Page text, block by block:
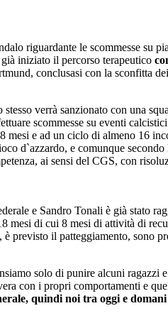
riguardante le scommesse su
iniziato il percorso terapeutico
conclusasi con la sconfitta dei
verrà sanzionato con una
scommesse su eventi
mesi e ad un ciclo di almeno 16
d`azzardo, e comunque
ai sensi del CGS, con
e Sandro Tonali è già stato
mesi di cui 8 mesi di attività di
previsto il patteggiamento, sono
solo di punire alcuni ragazzi
con i propri comportamenti e
quindi noi tra oggi e